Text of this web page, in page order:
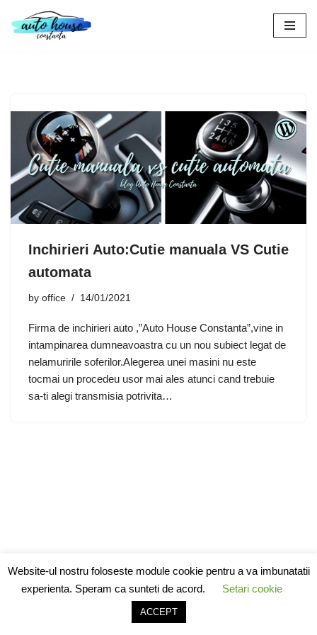
Inchirieri Auto:Cutie manuala VS Cutie
automata
by office 14/01/2021
Firma de inchirieri auto ,”Auto House Constanta”,vine in
intampinarea dumneavoastra cu un nou subiect legat de
nelamuririle soferilor.Alegerea unei masini nu este
tocmai un procedeu usor mai ales atunci cand trebuie
sa-ti alegi transmisia potrivita…
| Powered byWordPress
Website-ul nostru foloseste module cookie pentru a va imbunatatii
experienta. Speram ca sunteti de acord.
Setari cookie
ACCEPT